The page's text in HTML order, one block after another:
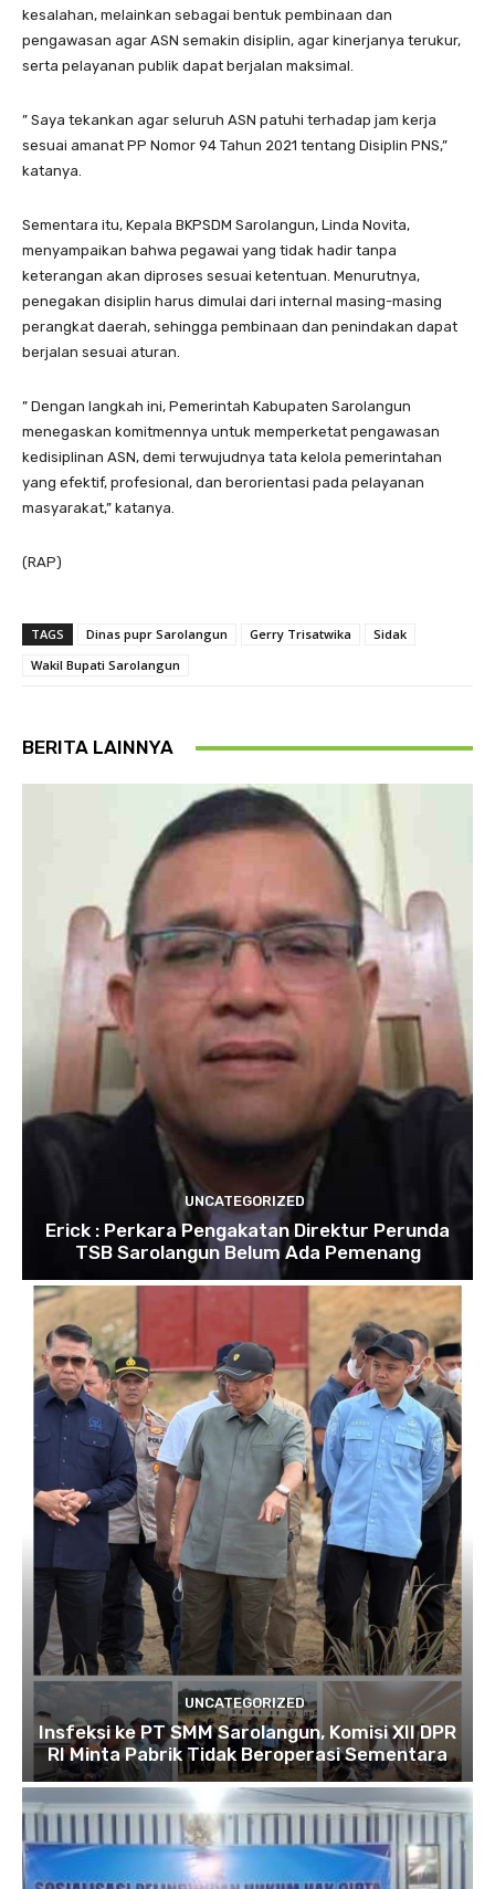
kesalahan, melainkan sebagai bentuk pembinaan dan
pengawasan agar ASN semakin disiplin, agar kinerjanya terukur,
serta pelayanan publik dapat berjalan maksimal.
” Saya tekankan agar seluruh ASN patuhi terhadap jam kerja
sesuai amanat PP Nomor 94 Tahun 2021 tentang Disiplin PNS,”
katanya.
Sementara itu, Kepala BKPSDM Sarolangun, Linda Novita,
menyampaikan bahwa pegawai yang tidak hadir tanpa
keterangan akan diproses sesuai ketentuan. Menurutnya,
penegakan disiplin harus dimulai dari internal masing-masing
perangkat daerah, sehingga pembinaan dan penindakan dapat
berjalan sesuai aturan.
” Dengan langkah ini, Pemerintah Kabupaten Sarolangun
menegaskan komitmennya untuk memperketat pengawasan
kedisiplinan ASN, demi terwujudnya tata kelola pemerintahan
yang efektif, profesional, dan berorientasi pada pelayanan
masyarakat,” katanya.
(RAP)
TAGS Dinas pupr Sarolangun Gerry Trisatwika
Sidak
Wakil Bupati Sarolangun
BERITA LAINNYA
UNCATEGORIZED
Erick : Perkara Pengakatan Direktur Perunda
TSB Sarolangun Belum Ada Pemenang
UNCATEGORIZED
Insfeksi ke PT SMM Sarolangun, Komisi XII DPR
RI Minta Pabrik Tidak Beroperasi Sementara